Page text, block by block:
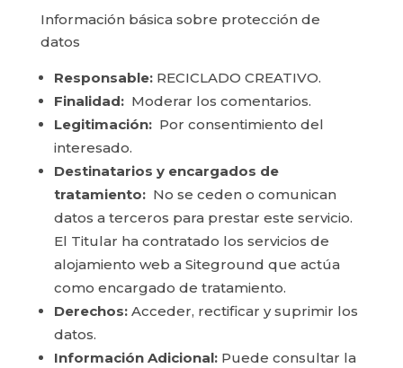
Información básica sobre protección de
datos
Responsable:RECICLADO CREATIVO.
Finalidad:Moderar los comentarios.
Legitimación:Por consentimiento del
interesado.
Destinatarios y encargados de
tratamiento:No se ceden o comunican
datos a terceros para prestar este servicio.
El Titular ha contratado los servicios de
alojamiento web a Siteground que actúa
como encargado de tratamiento.
Derechos:Acceder, rectificar y suprimir los
datos.
Información Adicional:Puede consultar la